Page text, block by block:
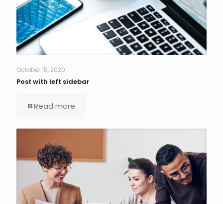
October 15, 2020
Post with left sidebar
Read more